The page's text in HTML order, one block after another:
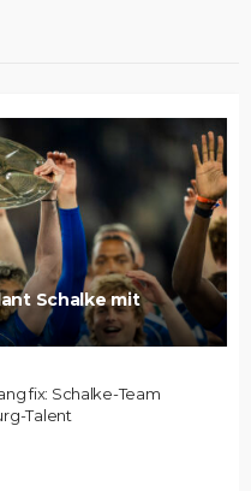
Schalke mit
fix: Schalke-Team
Talent